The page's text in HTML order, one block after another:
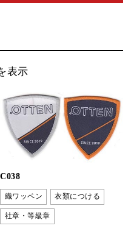
表示
C038
織ワッペン 衣類につける
社章・等級章